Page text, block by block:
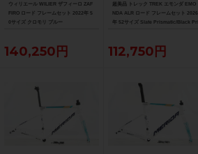
ウィリエール WILIER ザフィーロ ZAF
FIRO ロード フレームセット 2022年 5
0サイズ クロモリ ブルー
140,250円
超美品 トレック TREK エモンダ EMO
NDA ALR ロード フレームセット 2026
年 52サイズ Slate Prismatic/Black Pri
112,750円